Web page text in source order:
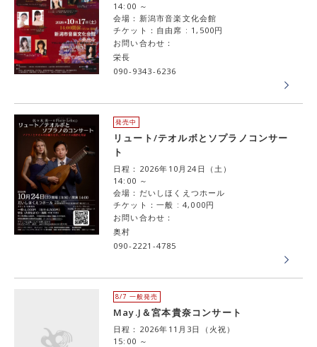
14:00 ～
会場：新潟市音楽文化会館
チケット：自由席 : 1,500円
お問い合わせ：
栄長
090-9343-6236
発売中
リュート/テオルボとソプラノコンサー
ト
日程：2026年10月24日（土）
14:00 ～
会場：だいしほくえつホール
チケット：一般 : 4,000円
お問い合わせ：
奥村
090-2221-4785
8/7 一般発売
May.J＆宮本貴奈コンサート
日程：2026年11月3日（火祝）
15:00 ～